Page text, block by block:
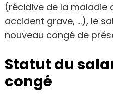
(récidive de la maladie
accident grave, …), le
nouveau congé de
Statut du
congé